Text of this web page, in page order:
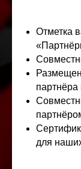
Отметка
для